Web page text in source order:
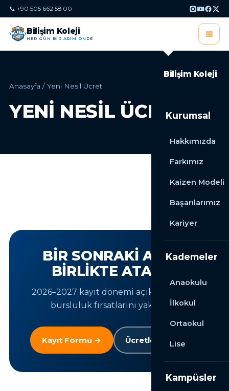
📞 +90 505 662 58 00
Bilişim Koleji
HER GÜN BİR ADIM ÖNDE
Bilişim Koleji
Kurumsal
Hakkımızda
Farkımız
Kaizen Modeli
Başarılarımız
Kariyer
Kademeler
Anaokulu
İlkokul
Ortaokul
Lise
Kampüsler
Anasayfa / Yeni Nesil Ücret
YENI NESIL ÜCRET
BIR SONRAKI ADIMI
BIRLIKTE ATALIM
2026–2027 kayıt dönemi açık. Yer ayırın,
bursluluk fırsatlarını yakalayın.
Kayıt Formu → Ücretleri Gör →